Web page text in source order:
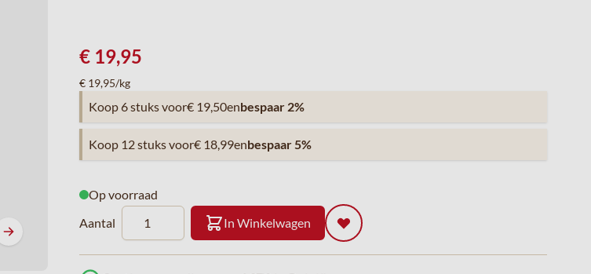
€ 19,95
€ 19,95/kg
Koop 6 stuks voor€ 19,50enbespaar 2%
Koop 12 stuks voor€ 18,99enbespaar5%
Op voorraad
Aantal
In Winkelwagen